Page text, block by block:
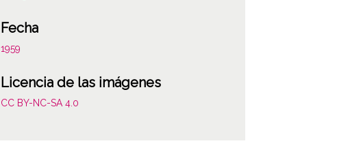
Fecha
1959
Licencia de las imágenes
CC BY-NC-SA 4.0